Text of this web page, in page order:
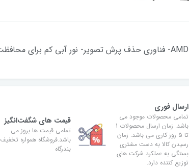
ارسال فوری
تمامی محصولات موجود می
باشد. زمان ارسال محصولات 1
تا 5 روز کاری می باشد. زمان
رسیدن کالا به دست مشتری
بستگی به عملکرد شرکت های
توزیع کننده دارد.
قیمت های شگفت‌انگیز
تمامی قیمت ها بروز می
باشد.فروشگاه همواره تخفیف
بندرگاه